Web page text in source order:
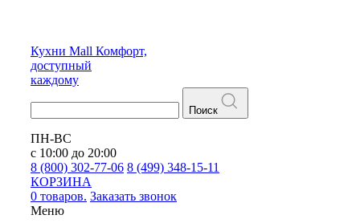
Кухни Mall Комфорт,
доступный
каждому
Поиск
ПН-ВС
с 10:00 до 20:00
8 (800) 302-77-06 8 (499) 348-15-11
КОРЗИНА
0 товаров. Заказать звонок
Меню